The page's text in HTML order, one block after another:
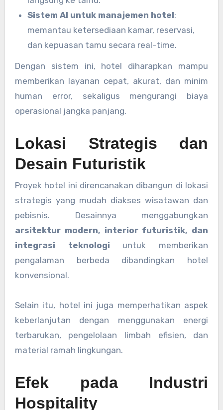
Sistem AI untuk manajemen hotel:
memantau ketersediaan kamar, reservasi,
dan kepuasan tamu secara real-time.
Dengan sistem ini, hotel diharapkan mampu
memberikan layanan cepat, akurat, dan minim
human error, sekaligus mengurangi biaya
operasional jangka panjang.
Lokasi Strategis dan
Desain Futuristik
Proyek hotel ini direncanakan dibangun di lokasi
strategis yang mudah diakses wisatawan dan
pebisnis. Desainnya menggabungkan
arsitektur modern, interior futuristik, dan
integrasi teknologi untuk memberikan
pengalaman berbeda dibandingkan hotel
konvensional.
Selain itu, hotel ini juga memperhatikan aspek
keberlanjutan dengan menggunakan energi
terbarukan, pengelolaan limbah efisien, dan
material ramah lingkungan.
Efek pada Industri
Hospitality